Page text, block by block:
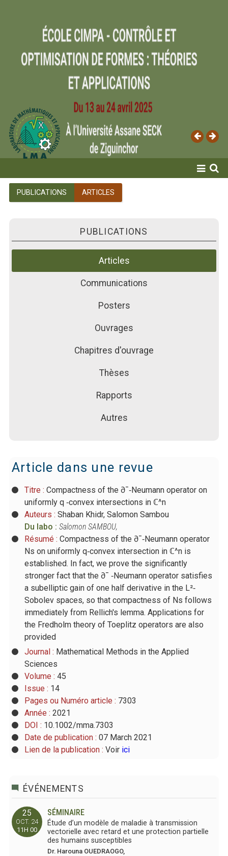
PUBLICATIONS ARTICLES
PUBLICATIONS
Articles
Communications
Posters
Ouvrages
Chapitres d'ouvrage
Thèses
Rapports
Autres
Article dans une revue
Titre : Compactness of the ∂¯‐Neumann operator on
uniformly q ‐convex intersections in ℂ^n
Auteurs : Shaban Khidr, Salomon Sambou
Du labo : Salomon SAMBOU,
Résumé : Compactness of the ∂¯‐Neumann operator
Ns on uniformly q‐convex intersection in ℂ^n is
established. In fact, we prove the significantly
stronger fact that the ∂¯ ‐Neumann operator satisfies
a subelliptic gain of one half derivative in the L²‐
Sobolev spaces, so that compactness of Ns follows
immediately from Rellich's lemma. Applications for
the Fredholm theory of Toeplitz operators are also
provided
Journal : Mathematical Methods in the Applied
Sciences
Volume : 45
Issue : 14
Pages ou Numéro article : 7303
Année : 2021
DOI : 10.1002/mma.7303
Date de publication : 07 March 2021
Lien de la publication : Voirici
ÉVÉNEMENTS
25
OCT. 24
11H 00
SÉMINAIRE
Étude d’un modèle de maladie à transmission
vectorielle avec retard et une protection partielle
des humains susceptibles
Dr. Harouna OUEDRAOGO,